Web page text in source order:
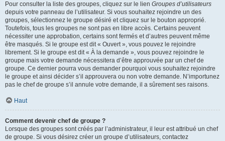
Pour consulter la liste des groupes, cliquez sur le lien Groupes d’utilisateurs
depuis votre panneau de l’utilisateur. Si vous souhaitez rejoindre un des
groupes, sélectionnez le groupe désiré et cliquez sur le bouton approprié.
Toutefois, tous les groupes ne sont pas en libre accès. Certains peuvent
nécessiter une approbation, certains sont fermés et d’autres peuvent même
être masqués. Si le groupe est dit « Ouvert », vous pouvez le rejoindre
librement. Si le groupe est dit « À la demande », vous pouvez rejoindre le
groupe mais votre demande nécessitera d’être approuvée par un chef de
groupe. Ce dernier pourra vous demander pourquoi vous souhaitez rejoindre
le groupe et ainsi décider s’il approuvera ou non votre demande. N’importunez
pas le chef de groupe s’il annule votre demande, il a sûrement ses raisons.
Haut
Comment devenir chef de groupe ?
Lorsque des groupes sont créés par l’administrateur, il leur est attribué un chef
de groupe. Si vous désirez créer un groupe d’utilisateurs, contactez